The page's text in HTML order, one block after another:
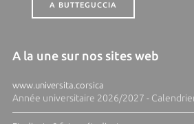
A BUTTEGUCCIA
A la une sur nos sites web
www.universita.corsica
Année universitaire 2026/2027 -